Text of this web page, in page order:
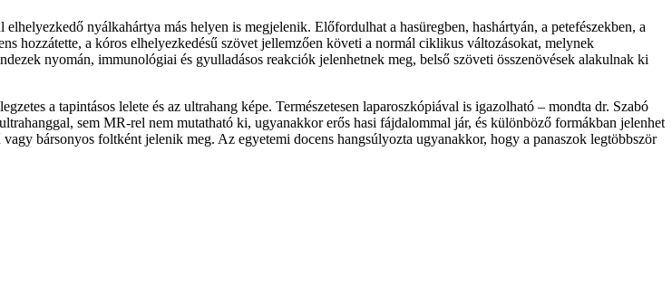
nyálkahártya más helyen is megjelenik. Előfordulhat a hasüregben, hashártyán, a petefészekben, a
hozzátette, a kóros elhelyezkedésű szövet jellemzően követi a normál ciklikus változásokat, melynek
nyomán, immunológiai és gyulladásos reakciók jelenhetnek meg, belső szöveti összenövések alakulnak ki
a tapintásos lelete és az ultrahang képe. Természetesen laparoszkópiával is igazolható – mondta dr. Szabó
sem MR-rel nem mutatható ki, ugyanakkor erős hasi fájdalommal jár, és különböző formákban jelenhet
bársonyos foltként jelenik meg. Az egyetemi docens hangsúlyozta ugyanakkor, hogy a panaszok legtöbbször